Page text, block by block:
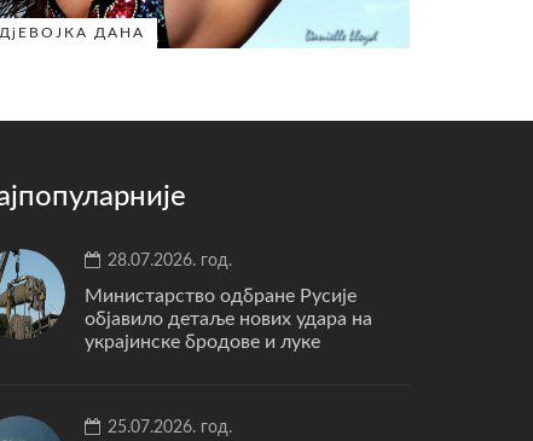
ДјЕВОЈКА ДАНА
28.07.2026. год.
Министарство одбране Русије
објавило детаље нових удара на
украјинске бродове и луке
25.07.2026. год.